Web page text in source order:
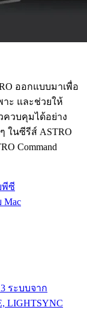
ออกแบบมาเพื่อ
าะ และช่วยให้
วบคุมได้อย่าง
ในซีรีส์ ASTRO
Command
พีซี
Mac
ระบบจาก
LIGHTSYNC